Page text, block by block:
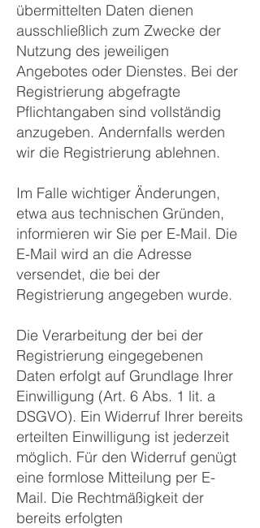
übermittelten Daten dienen
ausschließlich zum Zwecke der
Nutzung des jeweiligen
Angebotes oder Dienstes. Bei der
Registrierung abgefragte
Pflichtangaben sind vollständig
anzugeben. Andernfalls werden
wir die Registrierung ablehnen.
Im Falle wichtiger Änderungen,
etwa aus technischen Gründen,
informieren wir Sie per E-Mail. Die
E-Mail wird an die Adresse
versendet, die bei der
Registrierung angegeben wurde.
Die Verarbeitung der bei der
Registrierung eingegebenen
Daten erfolgt auf Grundlage Ihrer
Einwilligung (Art. 6 Abs. 1 lit. a
DSGVO). Ein Widerruf Ihrer bereits
erteilten Einwilligung ist jederzeit
möglich. Für den Widerruf genügt
eine formlose Mitteilung per E-
Mail. Die Rechtmäßigkeit der
bereits erfolgten